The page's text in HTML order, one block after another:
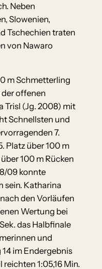
Neben
Slowenien,
Tschechien traten
von Nawaro
m Schmetterling
offenen
Trisl (Jg. 2008) mit
Schnellsten und
7.
Platz über 100 m
100 m Rücken
09 konnte
sein. Katharina
den Vorläufen
Wertung bei
das Halbfinale
und
14 im Endergebnis
1:05,16 Min.